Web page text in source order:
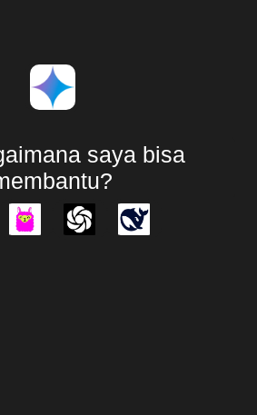
saya bisa